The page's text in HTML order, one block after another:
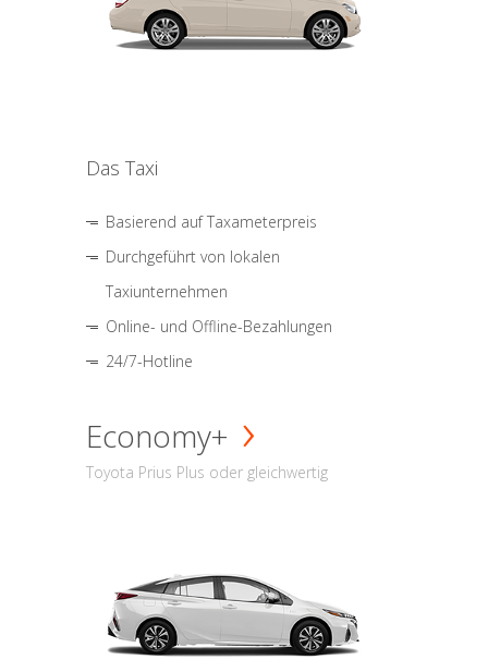
Das Taxi
Basierend auf Taxameterpreis
Durchgeführt von lokalen
Taxiunternehmen
Online- und Offline-Bezahlungen
24/7-Hotline
Economy+
Toyota Prius Plus oder gleichwertig